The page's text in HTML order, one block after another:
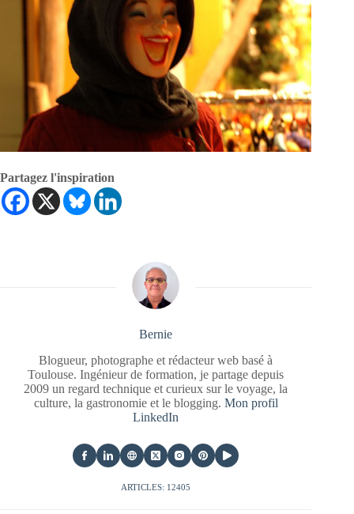
Partagez l'inspiration
Bernie
Blogueur, photographe et rédacteur web basé à
Toulouse. Ingénieur de formation, je partage depuis
2009 un regard technique et curieux sur le voyage, la
culture, la gastronomie et le blogging. Mon profil
LinkedIn
ARTICLES: 12405